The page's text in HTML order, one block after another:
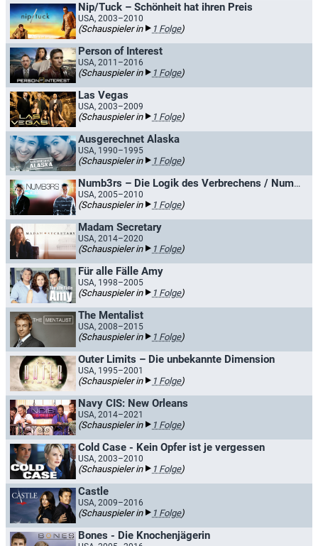
Nip/Tuck – Schönheit hat ihren Preis
USA, 2003–2010
(Schauspieler in 1 Folge)
Person of Interest
USA, 2011–2016
(Schauspieler in 1 Folge)
Las Vegas
USA, 2003–2009
(Schauspieler in 1 Folge)
Ausgerechnet Alaska
USA, 1990–1995
(Schauspieler in 1 Folge)
Numb3rs – Die Logik des Verbrechens / Numbers
USA, 2005–2010
(Schauspieler in 1 Folge)
Madam Secretary
USA, 2014–2020
(Schauspieler in 1 Folge)
Für alle Fälle Amy
USA, 1998–2005
(Schauspieler in 1 Folge)
The Mentalist
USA, 2008–2015
(Schauspieler in 1 Folge)
Outer Limits – Die unbekannte Dimension
USA, 1995–2001
(Schauspieler in 1 Folge)
Navy CIS: New Orleans
USA, 2014–2021
(Schauspieler in 1 Folge)
Cold Case - Kein Opfer ist je vergessen
USA, 2003–2010
(Schauspieler in 1 Folge)
Castle
USA, 2009–2016
(Schauspieler in 1 Folge)
Bones - Die Knochenjägerin